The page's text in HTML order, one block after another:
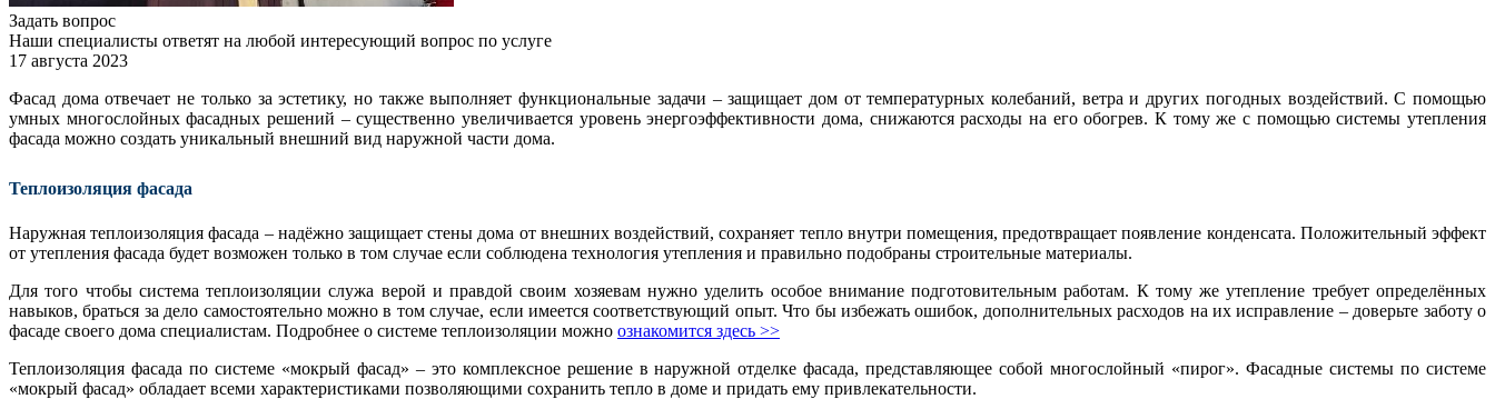
Задать вопрос
Наши специалисты ответят на любой интересующий вопрос по услуге
17 августа 2023
Фасад дома отвечает не только за эстетику, но также выполняет функциональные задачи – защищает дом от температурных колебаний, ветра и других погодных воздействий. С помощью
умных многослойных фасадных решений – существенно увеличивается уровень энергоэффективности дома, снижаются расходы на его обогрев. К тому же с помощью системы утепления
фасада можно создать уникальный внешний вид наружной части дома.
Теплоизоляция фасада
Наружная теплоизоляция фасада – надёжно защищает стены дома от внешних воздействий, сохраняет тепло внутри помещения, предотвращает появление конденсата. Положительный эффект
от утепления фасада будет возможен только в том случае если соблюдена технология утепления и правильно подобраны строительные материалы.
Для того чтобы система теплоизоляции служа верой и правдой своим хозяевам нужно уделить особое внимание подготовительным работам. К тому же утепление требует определённых
навыков, браться за дело самостоятельно можно в том случае, если имеется соответствующий опыт. Что бы избежать ошибок, дополнительных расходов на их исправление – доверьте заботу о
фасаде своего дома специалистам. Подробнее о системе теплоизоляции можно ознакомится здесь >>
Теплоизоляция фасада по системе «мокрый фасад» – это комплексное решение в наружной отделке фасада, представляющее собой многослойный «пирог». Фасадные системы по системе
«мокрый фасад» обладает всеми характеристиками позволяющими сохранить тепло в доме и придать ему привлекательности.